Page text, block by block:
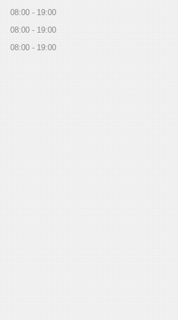
08:00
19:00
08:00
19:00
08:00 19:00